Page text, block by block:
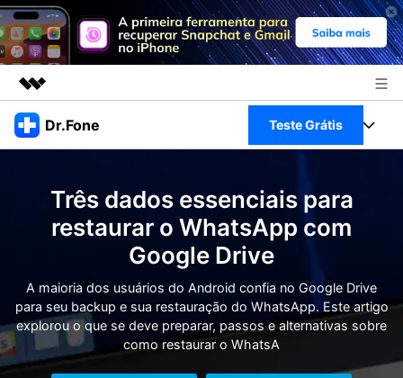
Produtos em destaque
Visão geral
Soluções
Sobre nós
Loja
Dr.Fone Teste Grátis
Veja Toolkit Completo >
Productos
Para Celular
Online
Ações rápidas
Dicas
Recursos
Transferir Dados
Três dados essenciais para
restaurar o WhatsApp com
Google Drive
A maioria dos usuários do Android confia no Google Drive
para seu backup e sua restauração do WhatsApp. Este artigo
explorou o que se deve preparar, passos e alternativas sobre
como restaurar o WhatsA